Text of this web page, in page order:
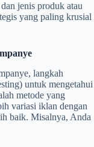
jenis produk atau
yang paling krusial
langkah
untuk mengetahui
metode yang
variasi iklan dengan
baik. Misalnya, Anda